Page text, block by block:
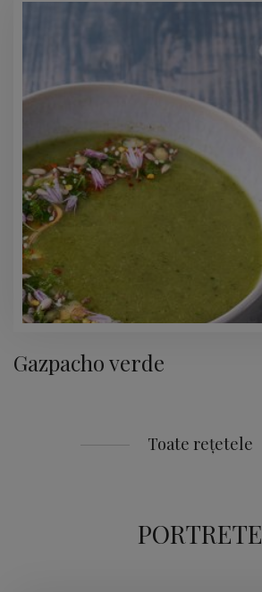
Gazpacho verde
Toate rețetele
PORTRETE